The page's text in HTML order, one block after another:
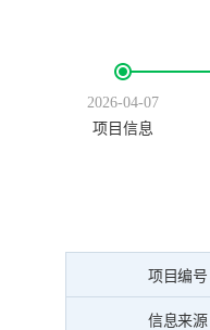
2026-04-07
项目信息
项目编号
信息来源